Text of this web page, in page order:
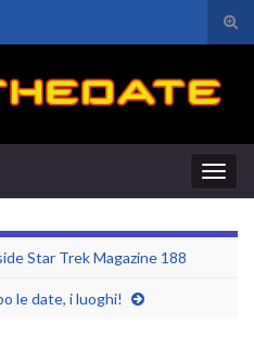
il
la
Star Trek Magazine 188
le date, i luoghi!